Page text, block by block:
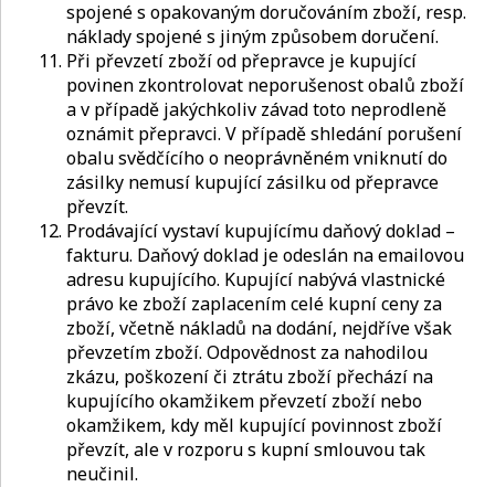
spojené s opakovaným doručováním zboží, resp.
náklady spojené s jiným způsobem doručení.
Při převzetí zboží od přepravce je kupující
povinen zkontrolovat neporušenost obalů zboží
a v případě jakýchkoliv závad toto neprodleně
oznámit přepravci. V případě shledání porušení
obalu svědčícího o neoprávněném vniknutí do
zásilky nemusí kupující zásilku od přepravce
převzít.
Prodávající vystaví kupujícímu daňový doklad –
fakturu. Daňový doklad je odeslán na emailovou
adresu kupujícího. Kupující nabývá vlastnické
právo ke zboží zaplacením celé kupní ceny za
zboží, včetně nákladů na dodání, nejdříve však
převzetím zboží. Odpovědnost za nahodilou
zkázu, poškození či ztrátu zboží přechází na
kupujícího okamžikem převzetí zboží nebo
okamžikem, kdy měl kupující povinnost zboží
převzít, ale v rozporu s kupní smlouvou tak
neučinil.